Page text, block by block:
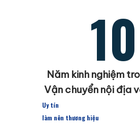
10
Năm kinh nghiệm
Vận chuyển nội địa
Uy tín
làm nên thương hiệu